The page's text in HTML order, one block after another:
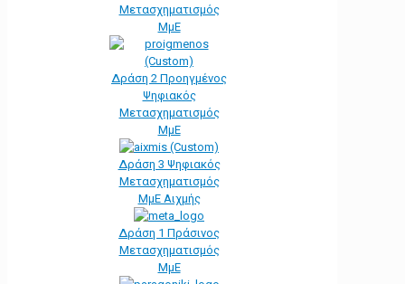
Μετασχηματισμός
ΜμΕ
Δράση 2 Προηγμένος
Ψηφιακός
Μετασχηματισμός
ΜμΕ
Δράση 3 Ψηφιακός
Μετασχηματισμός
ΜμΕ Αιχμής
Δράση 1 Πράσινος
Μετασχηματισμός
ΜμΕ